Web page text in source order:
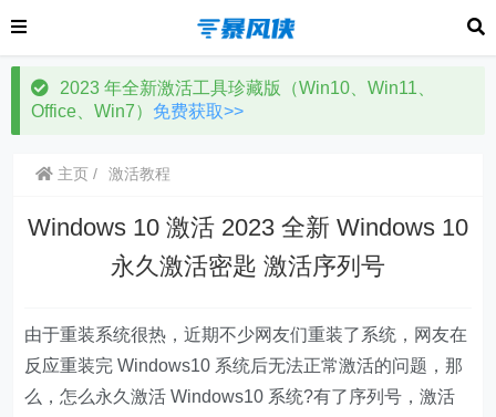
2023 年全新激活工具珍藏版（Win10、Win11、
Office、Win7） 免费获取>>
主页 激活教程
Windows 10 激活 2023 全新 Windows 10
永久激活密匙 激活序列号
由于重装系统很热，近期不少网友们重装了系统，网友在
反应重装完 Windows10 系统后无法正常激活的问题，那
么，怎么永久激活 Windows10 系统?有了序列号，激活